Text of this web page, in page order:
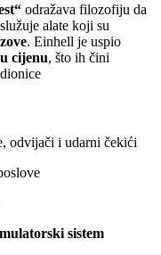
odražava filozofiju da
alate koji su
. Einhell je uspio
cijenu, što ih čini
odvijači i udarni čekići
sistem